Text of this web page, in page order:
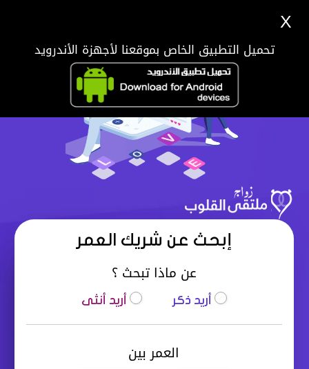
إبحث عن شريك العمر
عن ماذا تبحث ؟
أريد ذكر أريد أنثى
العمر بين
X
تحميل التطبيق الخاص بموقعنا لأجهزة الأندرويد